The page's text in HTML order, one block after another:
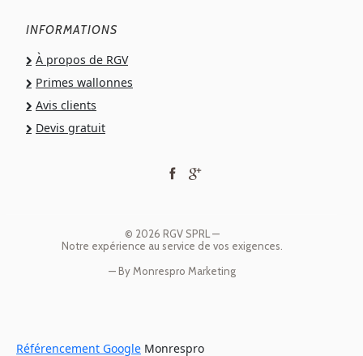
INFORMATIONS
À propos de RGV
Primes wallonnes
Avis clients
Devis gratuit
© 2026 RGV SPRL —
Notre expérience au service de vos exigences.
— ByMonrespro Marketing
Référencement Google Monrespro